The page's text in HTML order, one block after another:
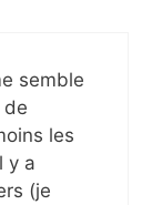
semble
de
les
y a
(je